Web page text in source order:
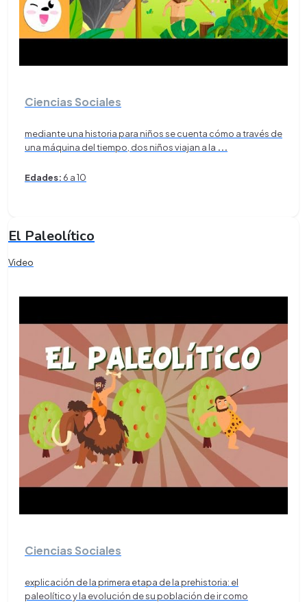
Ciencias Sociales
mediante una historia para niños se cuenta cómo a través de
una máquina del tiempo, dos niños viajan a la ...
Edades: 6 a 10
El Paleolítico
Video
Ciencias Sociales
explicación de la primera etapa de la prehistoria: el
paleolítico y la evolución de su población de ir como